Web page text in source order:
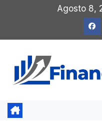
contenido
Agosto 8,